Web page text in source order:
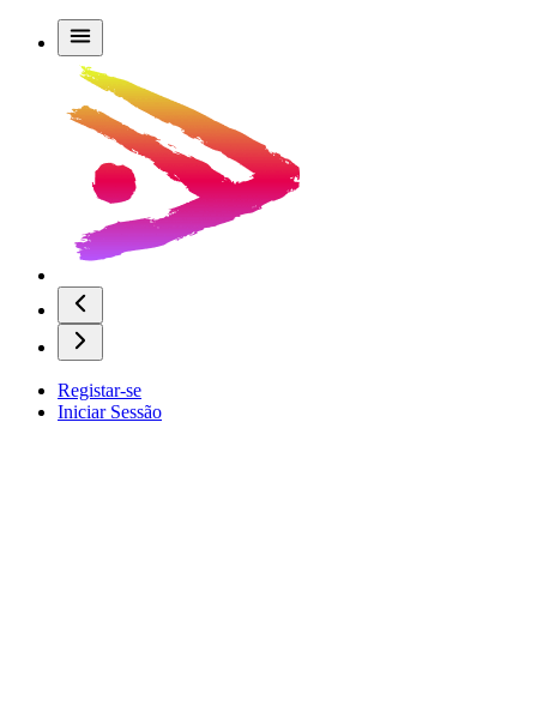
Registar-se
Iniciar Sessão